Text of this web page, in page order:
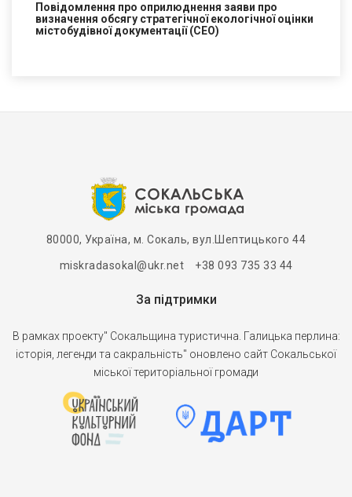
Повідомлення про оприлюднення заяви про
визначення обсягу стратегічної екологічної оцінки
містобудівної документації (СЕО)
80000, Україна, м. Сокаль, вул.Шептицького 44
miskradasokal@ukr.net +38 093 735 33 44
За підтримки
В рамках проекту" Сокальщина туристична. Галицька перлина:
історія, легенди та сакральність" оновлено сайт Сокальської
міської територіальної громади